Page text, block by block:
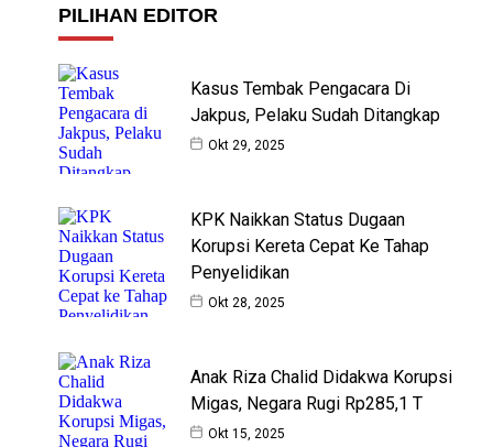
PILIHAN EDITOR
Kasus Tembak Pengacara Di
Jakpus, Pelaku Sudah Ditangkap
Okt 29, 2025
KPK Naikkan Status Dugaan
Korupsi Kereta Cepat Ke Tahap
Penyelidikan
Okt 28, 2025
Anak Riza Chalid Didakwa Korupsi
Migas, Negara Rugi Rp285,1 T
Okt 15, 2025